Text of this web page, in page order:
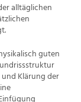
alltäglichen
guten
Klärung der